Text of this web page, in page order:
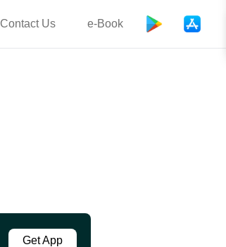
Contact Us e-Book
Get App